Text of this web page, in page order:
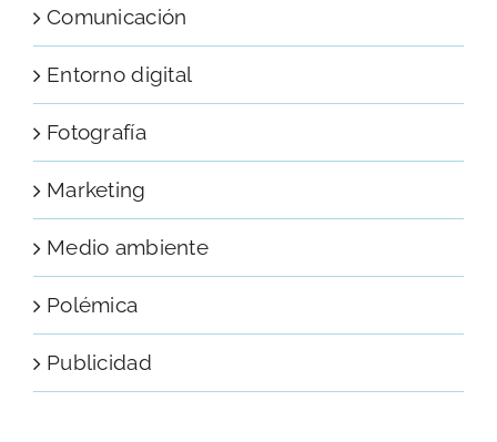
Comunicación
Entorno digital
Fotografía
Marketing
Medio ambiente
Polémica
Publicidad